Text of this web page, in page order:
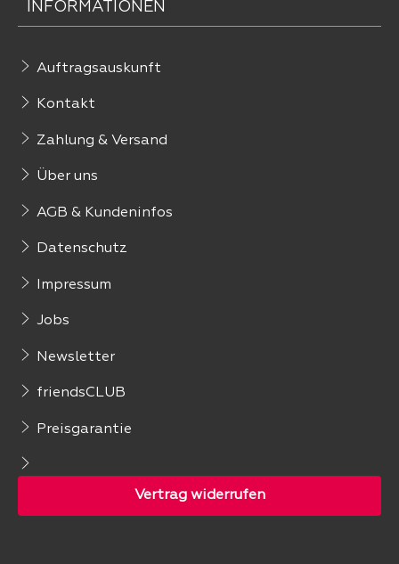
INFORMATIONEN
Auftragsauskunft
Kontakt
Zahlung & Versand
Über uns
AGB & Kundeninfos
Datenschutz
Impressum
Jobs
Newsletter
friendsCLUB
Preisgarantie